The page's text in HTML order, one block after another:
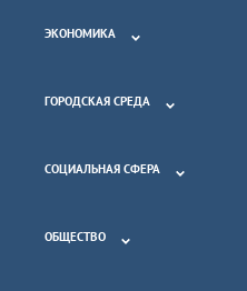
ЭКОНОМИКА
ГОРОДСКАЯ СРЕДА
СОЦИАЛЬНАЯ СФЕРА
ОБЩЕСТВО